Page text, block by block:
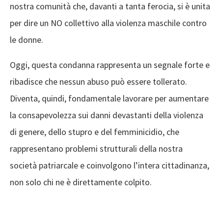
nostra comunità che, davanti a tanta ferocia, si è unita
per dire un NO collettivo alla violenza maschile contro
le donne.
Oggi, questa condanna rappresenta un segnale forte e
ribadisce che nessun abuso può essere tollerato.
Diventa, quindi, fondamentale lavorare per aumentare
la consapevolezza sui danni devastanti della violenza
di genere, dello stupro e del femminicidio, che
rappresentano problemi strutturali della nostra
società patriarcale e coinvolgono l’intera cittadinanza,
non solo chi ne è direttamente colpito.